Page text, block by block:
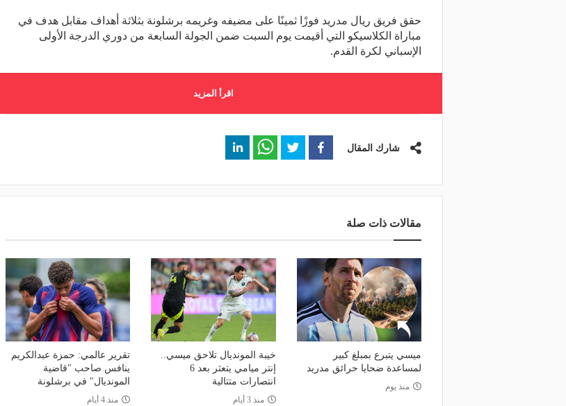
حقق فريق ريال مدريد فوزًا ثمينًا على مضيفه وغريمه برشلونة بثلاثة أهداف مقابل هدف في
مباراة الكلاسيكو التي أقيمت يوم السبت ضمن الجولة السابعة من دوري الدرجة الأولى
الإسباني لكرة القدم.
اقرأ المزيد
شارك المقال
مقالات ذات صلة
ميسي يتبرع بمبلغ كبير
لمساعدة ضحايا حرائق مدريد
منذ يوم
خيبة المونديال تلاحق ميسي..
إنتر ميامي يتعثر بعد 6
انتصارات متتالية
منذ 3 أيام
تقرير عالمي: حمزة عبدالكريم
ينافس صاحب "قاضية
المونديال" في برشلونة
منذ 4 أيام